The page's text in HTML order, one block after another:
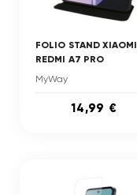
FOLIO STAND XIAOMI
REDMI A7 PRO
MyWay
14,99 €